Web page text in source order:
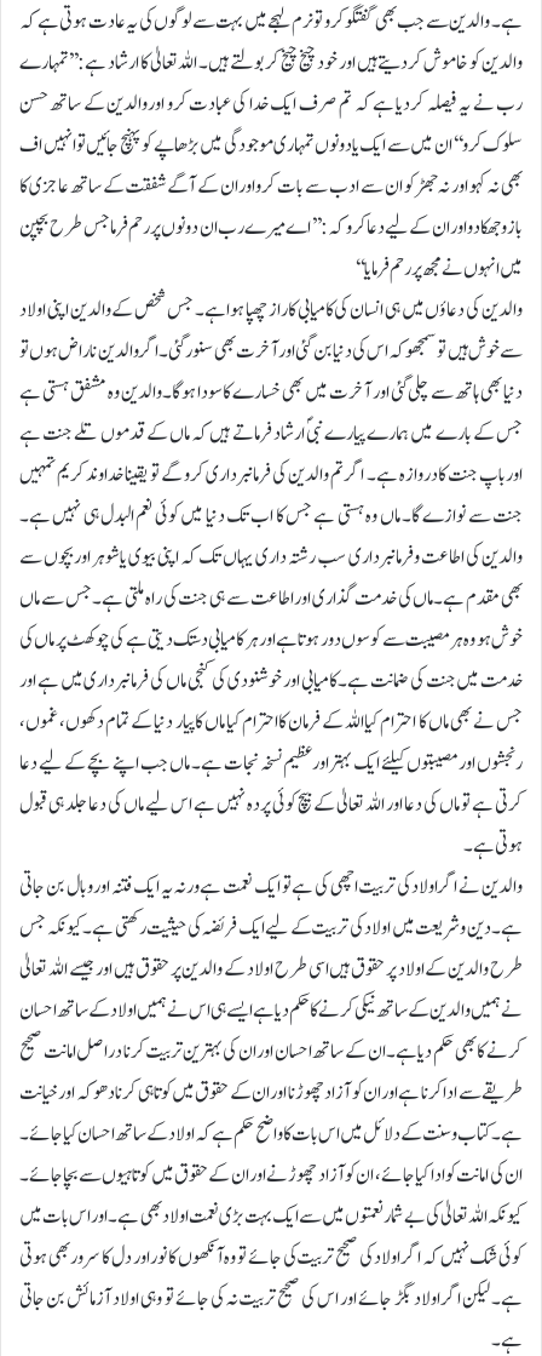
ہے۔ والدین سے جب بھی گفتگو کرو تو نرم لہجے میں بہت سے لوگوں کی یہ عادت ہوتی ہے کہ
والدین کو خاموش کردیتے ہیں اور خود چیخ چیخ کربولتے ہیں۔ اللہ تعالیٰ کا ارشاد ہے:’’تمہارے
رب نے یہ فیصلہ کردیا ہے کہ تم صرف ایک خدا کی عبادت کرو اوروالدین کے ساتھ حسن
سلوک کرو‘‘ان میں سے ایک یادونوں تمہاری موجودگی میں بڑھاپے کو پہنچ جائیں توانہیں اف
بھی نہ کہو اور نہ جھڑکو ان سے ادب سے بات کرواوران کے آگے شفقت کے ساتھ عاجزی کا
بازو جھکادو اوران کے لیے دعا کرو کہ:’’اے میرے رب ان دونوں پررحم فرما جس طرح بچپن
میں انہوں نے مجھ پررحم فرمایا‘‘
والدین کی دعاؤں میں ہی انسان کی کامیابی کاراز چھپا ہوا ہے۔ جس شخص کے والدین اپنی اولاد
سے خوش ہیں تو سمجھو کہ اس کی دنیا بن گئی اورآخرت بھی سنور گئی۔ اگروالدین ناراض ہوں تو
دنیا بھی ہاتھ سے چلی گئی اور آخرت میں بھی خسارے کاسودا ہوگا۔ والدین وہ مشفق ہستی ہے
جس کے بارے میں ہمارے پیارے نبیؐ ارشاد فرماتے ہیں کہ ماں کے قدموں تلے جنت ہے
اورباپ جنت کادروازہ ہے۔ اگر تم والدین کی فرمانبرداری کرو گے تو یقینا خداوند کریم تمہیں
جنت سے نوازے گا۔ ماں وہ ہستی ہے جس کا اب تک دنیا میں کوئی نعم البدل ہی نہیں ہے۔
والدین کی اطاعت وفرمانبرداری سب رشتہ داری یہاں تک کہ اپنی بیوی یاشوہر اوربچوں سے
بھی مقدم ہے۔ماں کی خدمت گذاری اور اطاعت سے ہی جنت کی راہ ملتی ہے۔ جس سے ماں
خوش ہو وہ ہر مصیبت سے کوسو ں دور ہوتا ہے اورہر کامیابی دستک دیتی ہے کی چوکھٹ پر ماں کی
خدمت میں جنت کی ضمانت ہے۔ کامیابی اور خوشنودی کی کنجی ماں کی فرمانبرداری میں ہے اور
جس نے بھی ماں کا احترام کیااللہ کے فرمان کااحترام کیا ماں کاپیار دنیا کے تمام دکھوں، غموں،
رنجشوں اورمصیبتوں کیلئے ایک بہتراورعظیم نسخہ نجات ہے۔ ماں جب اپنے بچے کے لیے دعا
کرتی ہے تو ماں کی دعا اور اللہ تعالیٰ کے بیچ کوئی پردہ نہیں ہے اس لیے ماں کی دعا جلد ہی قبول
ہوتی ہے۔
والدین نے اگراولاد کی تربیت اچھی کی ہے تو ایک نعمت ہے ورنہ یہ ایک فتنہ اور وبال بن جاتی
ہے۔ دین وشریعت میں اولاد کی تربیت کے لیے ایک فریضہ کی حیثیت رکھتی ہے۔ کیونکہ جس
طرح والدین کے اولاد پر حقوق ہیں اسی طرح اولاد کے والدین پر حقوق ہیں اور جیسے اللہ تعالیٰ
نے ہمیں والدین کے ساتھ نیکی کرنے کا حکم دیا ہے ایسے ہی اس نے ہمیں اولادکے ساتھ احسان
کرنے کا بھی حکم دیا ہے۔ان کے ساتھ احسان اور ان کی بہترین تربیت کرنا دراصل امانت صحیح
طریقے سے ادا کرنا ہے اوران کو آزاد چھوڑنا اور ان کے حقوق میں کوتاہی کرنا دھوکہ اور خیانت
ہے۔ کتاب وسنت کے دلائل میں اس بات کا واضح حکم ہے کہ اولاد کے ساتھ احسان کیا جائے۔
ان کی امانت کوادا کیا جائے ، ان کوآزاد چھوڑنے اوران کے حقوق میں کوتاہیوں سے بچا جائے۔
کیونکہ اللہ تعالیٰ کی بے شمار نعمتوں میں سے ایک بہت بڑی نعمت اولاد بھی ہے۔ اور اس بات میں
کوئی شک نہیں کہ اگر اولاد کی صحیح تربیت کی جائے تو وہ آنکھوں کا نور اور دل کا سرور بھی ہوتی
ہے۔ لیکن اگر اولاد بگڑ جائے اور اس کی صحیح تربیت نہ کی جائے تو وہی اولاد آزمائش بن جاتی
ہے۔